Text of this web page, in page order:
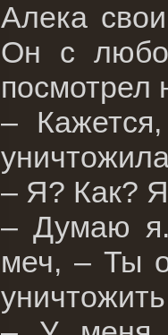
Алека
Он с
посмотрел
–
– Я? Как?
– Думаю
меч, – Ты